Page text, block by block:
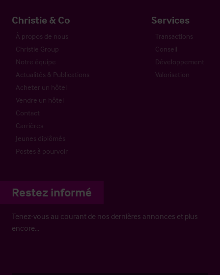
Christie & Co
À propos de nous
Christie Group
Notre équipe
Actualités & Publications
Acheter un hôtel
Vendre un hôtel
Contact
Carrières
Jeunes diplômés
Postes à pourvoir
Services
Transactions
Conseil
Développement
Valorisation
Restez informé
Tenez-vous au courant de nos dernières annonces et plus
encore…